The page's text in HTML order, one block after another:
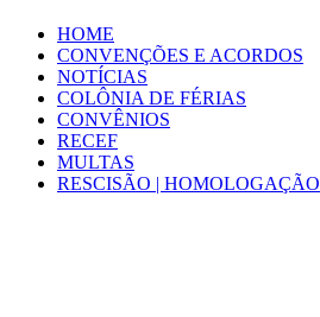
HOME
CONVENÇÕES E ACORDOS
NOTÍCIAS
COLÔNIA DE FÉRIAS
CONVÊNIOS
RECEF
MULTAS
RESCISÃO | HOMOLOGAÇÃO